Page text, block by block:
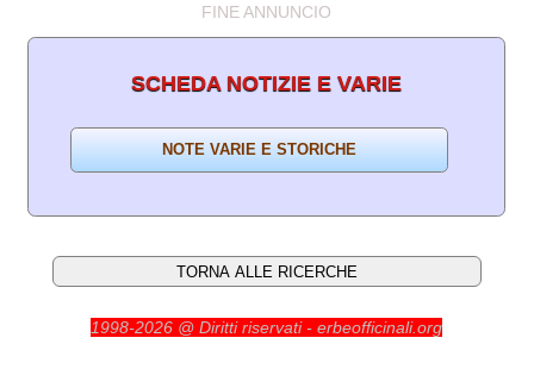
FINE ANNUNCIO
SCHEDA NOTIZIE E VARIE
1998-2026 @ Diritti riservati - erbeofficinali.org